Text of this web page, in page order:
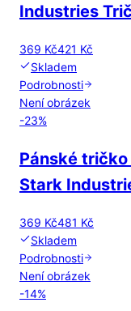
Industries
369 Kč421 Kč
Skladem
Podrobnosti
Není obrázek
-23%
Pánské tričko
Stark
369 Kč481 Kč
Skladem
Podrobnosti
Není obrázek
-14%